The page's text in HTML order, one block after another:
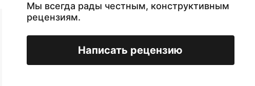
Мы всегда рады честным, конструктивным
рецензиям.
Написать рецензию